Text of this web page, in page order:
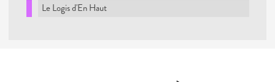
Le Logis d'En Haut